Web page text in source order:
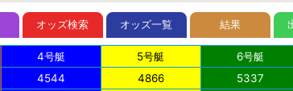
オッズ検索 オッズ一覧 結果
4号艇 5号艇
6号艇
4544 4866
5337